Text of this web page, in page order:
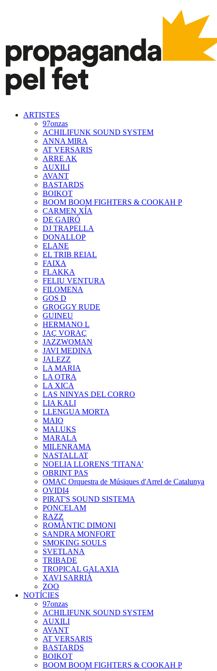
ARTISTES
97onzas
ACHILIFUNK SOUND SYSTEM
ANNA MIRA
AT VERSARIS
ARRE AK
AUXILI
AVANT
BASTARDS
BOIKOT
BOOM BOOM FIGHTERS & COOKAH P
CARMEN XÍA
DE GAIRÓ
DJ TRAPELLA
DONALLOP
ELANE
EL TRIB REIAL
FAIXA
FLAKKA
FELIU VENTURA
FILOMENA
GOS D
GROGGY RUDE
GUINEU
HERMANO L
JAÇ VORAÇ
JAZZWOMAN
JAVI MEDINA
JALEZZ
LA MARIA
LA OTRA
LA XICA
LAS NINYAS DEL CORRO
LIA KALI
LLENGUA MORTA
MAIO
MALUKS
MARALA
MILENRAMA
NASTALLAT
NOELIA LLORENS 'TITANA'
OBRINT PAS
OMAC Orquestra de Músiques d'Arrel de Catalunya
OVIDI4
PIRAT'S SOUND SISTEMA
PONCELAM
RAZZ
ROMÀNTIC DIMONI
SANDRA MONFORT
SMOKING SOULS
SVETLANA
TRIBADE
TROPICAL GALAXIA
XAVI SARRIÀ
ZOO
NOTÍCIES
97onzas
ACHILIFUNK SOUND SYSTEM
AUXILI
AVANT
AT VERSARIS
BASTARDS
BOIKOT
BOOM BOOM FIGHTERS & COOKAH P